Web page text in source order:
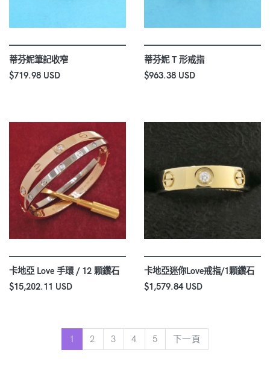
蒂芬妮筆記收窄
$719.98 USD
蒂芬妮 T 形戒指
$963.38 USD
卡地亞 Love 手環 / 12 顆鑽石
$15,202.11 USD
卡地亞迷你Love戒指/1顆鑽石
$1,579.84 USD
1 2 3 4 5 下一頁